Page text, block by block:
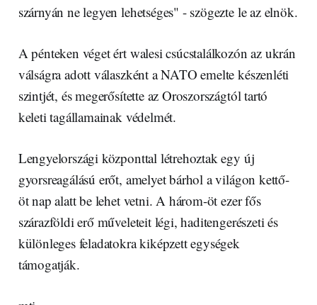
szárnyán ne legyen lehetséges" - szögezte le az elnök.
A pénteken véget ért walesi csúcstalálkozón az ukrán
válságra adott válaszként a NATO emelte készenléti
szintjét, és megerősítette az Oroszországtól tartó
keleti tagállamainak védelmét.
Lengyelországi központtal létrehoztak egy új
gyorsreagálású erőt, amelyet bárhol a világon kettő-
öt nap alatt be lehet vetni. A három-öt ezer fős
szárazföldi erő műveleteit légi, haditengerészeti és
különleges feladatokra kiképzett egységek
támogatják.